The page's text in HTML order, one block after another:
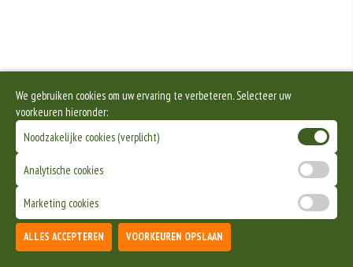
We gebruiken cookies om uw ervaring te verbeteren. Selecteer uw
voorkeuren hieronder:
Noodzakelijke cookies (verplicht)
Analytische cookies
Marketing cookies
ALLES ACCEPTEREN VOORKEUREN OPSLAAN